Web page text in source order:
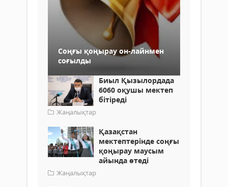
Cоңғы қоңырау он-лайнмен
соғылды
Биыл Қызылордада
6060 оқушы мектеп
бітіреді
Жаңалықтар
Қазақстан
мектептерінде соңғы
қоңырау маусым
айында өтеді
Жаңалықтар